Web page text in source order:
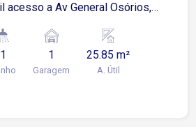
acesso a Av General Osórios,
1 1
Garagem
25.85 m²
A. Útil